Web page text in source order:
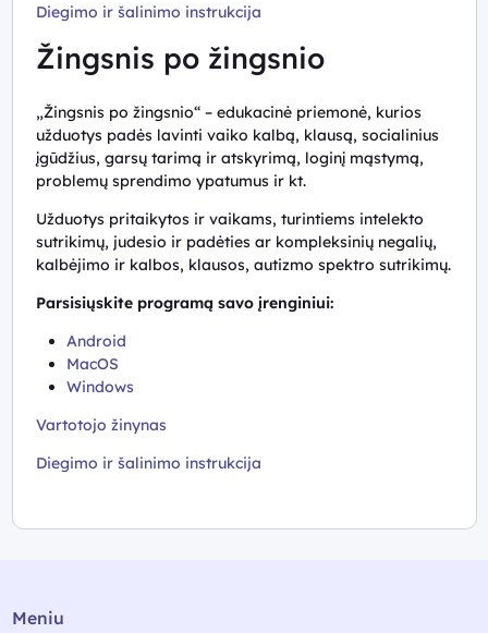
Diegimo ir šalinimo instrukcija
Žingsnis po žingsnio
„Žingsnis po žingsnio“ – edukacinė priemonė, kurios
užduotys padės lavinti vaiko kalbą, klausą, socialinius
įgūdžius, garsų tarimą ir atskyrimą, loginį mąstymą,
problemų sprendimo ypatumus ir kt.
Užduotys pritaikytos ir vaikams, turintiems intelekto
sutrikimų, judesio ir padėties ar kompleksinių negalių,
kalbėjimo ir kalbos, klausos, autizmo spektro sutrikimų.
Parsisiųskite programą savo įrenginiui:
Android
MacOS
Windows
Vartotojo žinynas
Diegimo ir šalinimo instrukcija
Meniu